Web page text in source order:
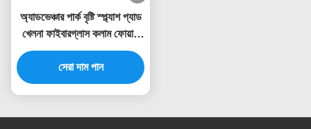
অ্যাডভেঞ্চার পার্ক বৃষ্টি স্প্ল্যাশ প্যাড
খেলনা ফাইবারগ্লাস কলাম ফোয়ারা
স্প্রে সেট
সেরা দাম পান